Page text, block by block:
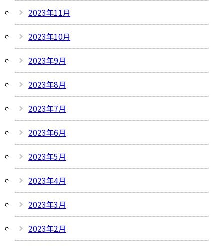
2023年11月
2023年10月
2023年9月
2023年8月
2023年7月
2023年6月
2023年5月
2023年4月
2023年3月
2023年2月